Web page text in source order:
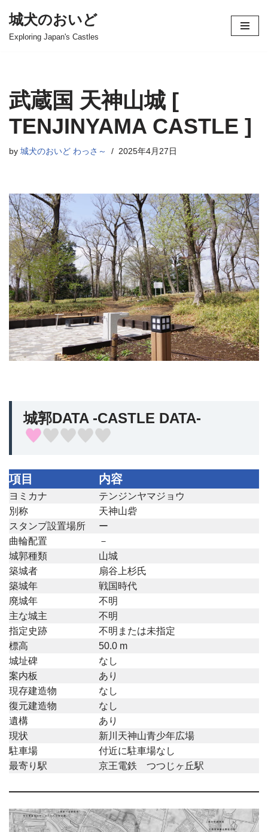
コ
ツ
へ
ス
キ
ッ
城犬のおいど
Exploring Japan's Castles
武蔵国 天神山城 [
TENJINYAMA CASTLE ]
by 城犬のおいど わっさ～ 2025年4月27日
城郭DATA -CASTLE DATA-
項目 内容
ヨミカナ
テンジンヤマジョウ
別称
天神山砦
スタンプ設置場所
ー
曲輪配置
－
城郭種類
山城
築城者
扇谷上杉氏
築城年
戦国時代
廃城年
不明
主な城主
不明
指定史跡
不明または未指定
標高
50.0 m
城址碑
なし
案内板
あり
現存建造物
なし
復元建造物
なし
遺構
あり
現状
新川天神山青少年広場
駐車場
付近に駐車場なし
最寄り駅
京王電鉄 つつじヶ丘駅